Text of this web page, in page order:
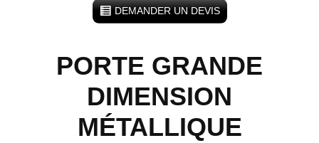
DEMANDER UN DEVIS
PORTE GRANDE
DIMENSION
MÉTALLIQUE